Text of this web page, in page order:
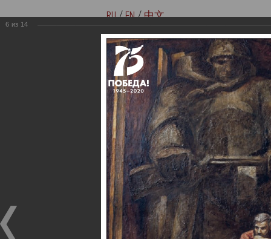
RU/EN/中文
Версия для слабовидящих
Купить билеты онлайн
Музей-мемориал В. И. Ленина
Мемориальные музеи семьи
Ульяновых
«Домики на Стрелецкой»
6 из 14